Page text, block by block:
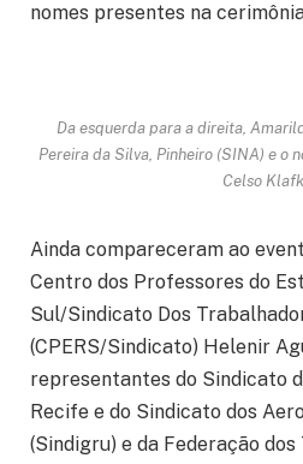
nomes presentes na
Da esquerda para a direita,
Pereira da Silva, Pinheiro (SINA) e o
Celso
Ainda compareceram ao
Centro dos Professores do
Sul/Sindicato Dos
(CPERS/Sindicato) Helenir
representantes do Sindicato
Recife e do Sindicato dos
(Sindigru) e da Federação